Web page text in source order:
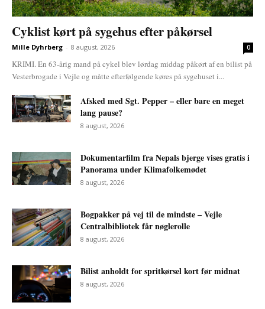
Cyklist kørt på sygehus efter påkørsel
Mille Dyhrberg - 8 august, 2026 0
KRIMI. En 63-årig mand på cykel blev lørdag middag påkørt af en bilist på
Vesterbrogade i Vejle og måtte efterfølgende køres på sygehuset i...
Afsked med Sgt. Pepper – eller bare en meget
lang pause?
8 august, 2026
Dokumentarfilm fra Nepals bjerge vises gratis i
Panorama under Klimafolkemødet
8 august, 2026
Bogpakker på vej til de mindste – Vejle
Centralbibliotek får nøglerolle
8 august, 2026
Bilist anholdt for spritkørsel kort før midnat
8 august, 2026